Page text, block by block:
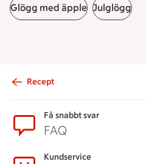
Glögg med äpple Julglögg
Recept
Få snabbt svar
FAQ
Kundservice